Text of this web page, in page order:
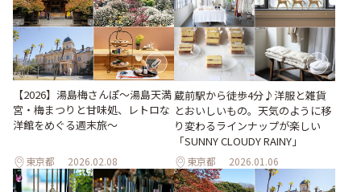
【2026】湯島梅さんぽ～湯島天満
宮・梅まつりと甘味処、レトロな
洋館をめぐる週末旅～
東京都 2026.02.08
蔵前駅から徒歩4分♪洋服と雑貨
とおいしいもの。天気のように移
り変わるラインナップが楽しい
「SUNNY CLOUDY RAINY」
東京都 2026.01.06